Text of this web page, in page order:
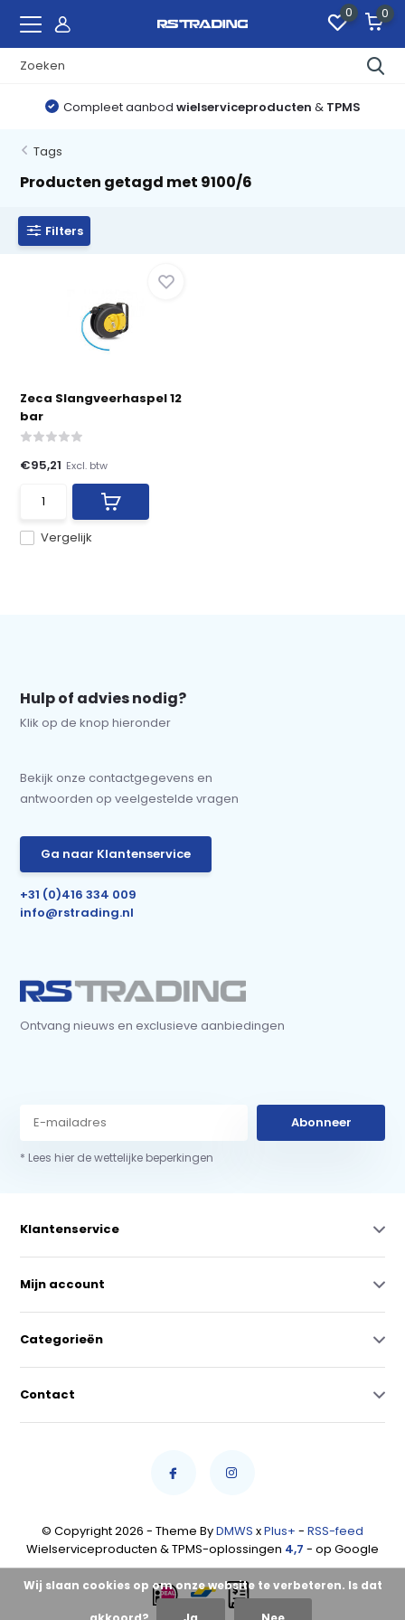
0 0
Compleet aanbod wielserviceproducten & TPMS
Tags
Producten getagd met 9100/6
Filters
Zeca Slangveerhaspel 12
bar
Vergelijk
€95,21 Excl. btw
Hulp of advies nodig?
Klik op de knop hieronder
Bekijk onze contactgegevens en
antwoorden op veelgestelde vragen
Ga naar Klantenservice
+31 (0)416 334 009
info@rstrading.nl
Ontvang nieuws en exclusieve aanbiedingen
Abonneer
* Lees hier de wettelijke beperkingen
Klantenservice
Mijn account
Categorieën
Contact
© Copyright 2026 - Theme ByDMWS xPlus+ - RSS-feed
Wielserviceproducten & TPMS-oplossingen 4,7 - op Google
Wij slaan cookies op om onze website te verbeteren. Is dat